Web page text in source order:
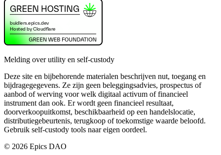
Melding over utility en self-custody
Deze site en bijbehorende materialen beschrijven nut, toegang en
bijdragegegevens. Ze zijn geen beleggingsadvies, prospectus of
aanbod of werving voor welk digitaal activum of financieel
instrument dan ook. Er wordt geen financieel resultaat,
doorverkoopuitkomst, beschikbaarheid op een handelslocatie,
distributiegebeurtenis, terugkoop of toekomstige waarde beloofd.
Gebruik self-custody tools naar eigen oordeel.
© 2026 Epics DAO